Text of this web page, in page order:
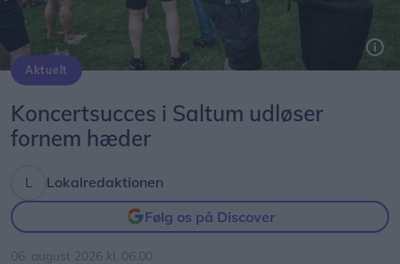
Aktuelt
Koncertsucces i Saltum udløser
fornem hæder
Lokalredaktionen
Følg os på Discover
06. august 2026 kl. 06.00